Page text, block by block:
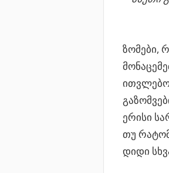
ზომები,
ერისი
თუ
დიდი